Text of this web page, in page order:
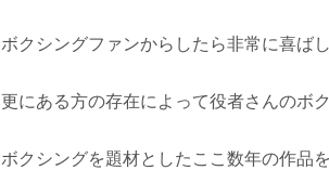
ボクシングファンからしたら非常に喜ばし
更にある方の存在によって役者さんのボ
ボクシングを題材としたここ数年の作品